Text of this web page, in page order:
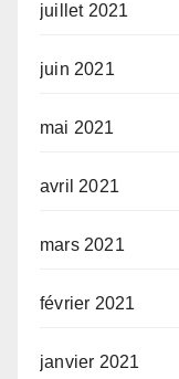
juillet 2021
juin 2021
mai 2021
avril 2021
mars 2021
février 2021
janvier 2021